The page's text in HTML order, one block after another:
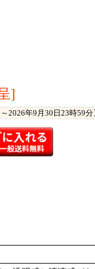
]
～2026年9月30日23時59分